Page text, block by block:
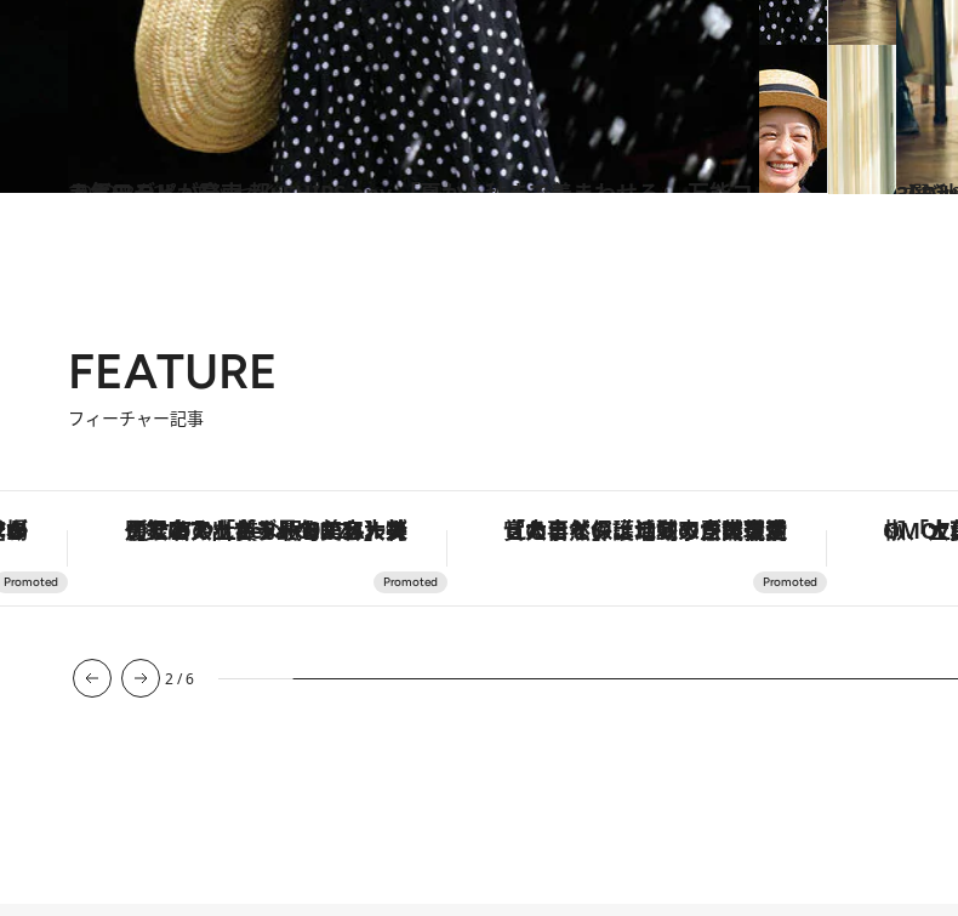
2022.8.22
人気モデル・高山 都×SHIPS any 「夏から秋まで着まわせる」 万能コラボワンピが発売
コミック ＆ エッセイ 【バレンシアガ、
コミ
FEATURE
フィーチャー記事
」。旅愛好家のお気に入りコレクションから、ジェンダーレスな新作が登場 【銀座で出合う最旬美容】美髪ケアや上質な眠り…セルフケアのアップデートから、特別な名入れギフトまで。大人のための「ReFa GINZA」クルーズ 「大事なのは地域の意識を変えること」。ロレックス賞受賞の自然保護活動家が実現させたナイジェリアの自然環境の復活
2/6